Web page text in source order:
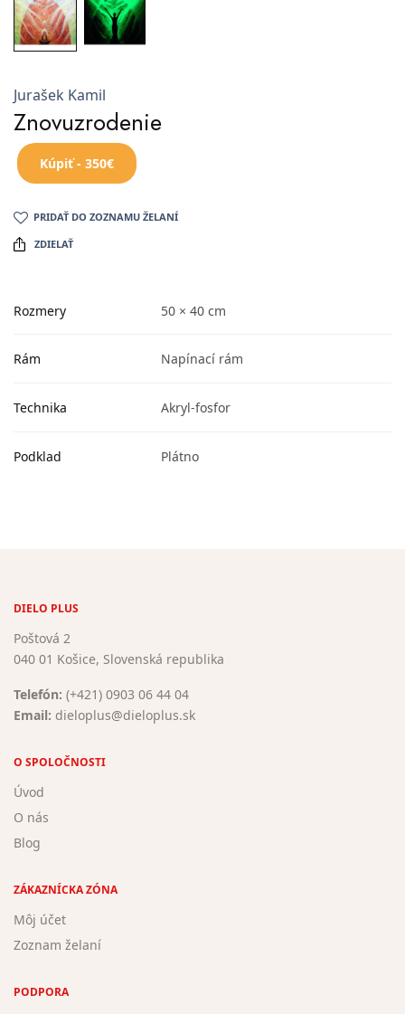
Jurašek Kamil
Znovuzrodenie
Kúpiť - 350€
PRIDAŤ DO ZOZNAMU ŽELANÍ
ZDIELAŤ
Rozmery 50 × 40 cm
Rám Napínací rám
Technika Akryl-fosfor
Podklad Plátno
DIELO PLUS
Poštová 2
040 01 Košice, Slovenská republika
Telefón: (+421) 0903 06 44 04
Email: dieloplus@dieloplus.sk
O SPOLOČNOSTI
Úvod
O nás
Blog
ZÁKAZNÍCKA ZÓNA
Môj účet
Zoznam želaní
PODPORA